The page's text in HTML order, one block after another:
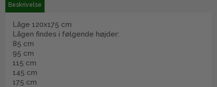
Beskrivelse
Låge 120x175 cm
Lågen findes i følgende højder:
85 cm
95 cm
115 cm
145 cm
175 cm